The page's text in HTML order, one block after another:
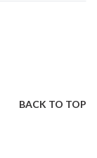
BACK TO TOP